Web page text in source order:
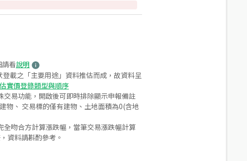
請看說明
載之「主要用途」資料推估而成，故資料呈
實價登錄類型與順序
易功能，開啟後可即時排除顯示申報備註
物、 交易標的僅有建物、土地面積為0(含地
吻合方計算漲跌幅，當筆交易漲跌幅計算
資料請斟酌參考。